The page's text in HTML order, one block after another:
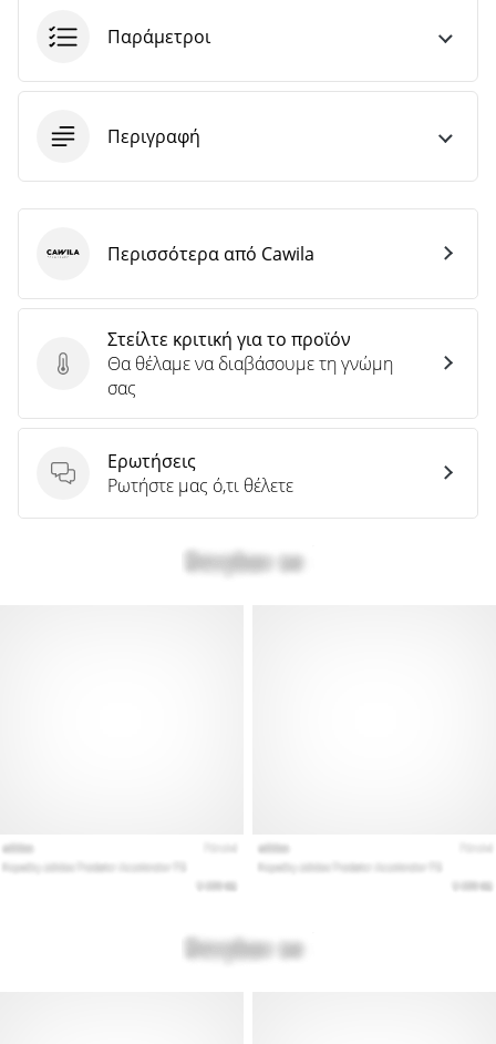
Παράμετροι
Περιγραφή
Στείλτε κριτική για το προϊόν
Στείλτε κριτική για το προϊόν
Θα θέλαμε να διαβάσουμε τη γνώμη
σας
Ερωτήσεις
Ερωτήσεις
Ρωτήστε μας ό,τι θέλετε
CawilaΠερισσότερα από Cawila